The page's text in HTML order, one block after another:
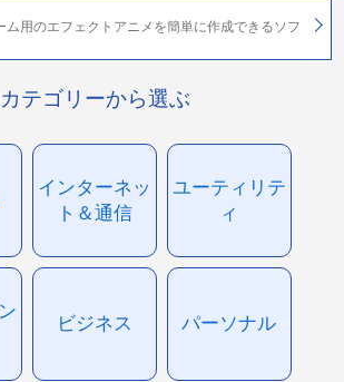
ム用のエフェクトアニメを簡単に作成できるソフ
カテゴリーから選ぶ
インターネッ
ト＆通信
ユーティリテ
ィ
ビジネス パーソナル